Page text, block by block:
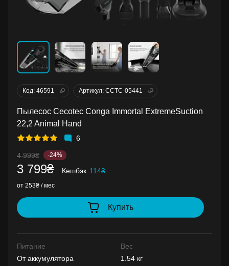
Код: 46591 Артикул: CCTC-05441
Пылесос Cecotec Conga Immortal ExtremeSuction
22,2 Animal Hand
6
4 999₴ -24%
3 799₴ Кешбэк 114₴
от 253₴ / мес
Купить
Питание
От аккумулятора
Вес
1.54 кг